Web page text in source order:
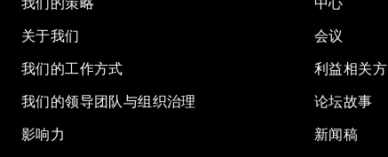
关于我们
我们的工作方式
我们的领导团队与组织治理
影响力
会议
利益相关方
论坛故事
新闻稿